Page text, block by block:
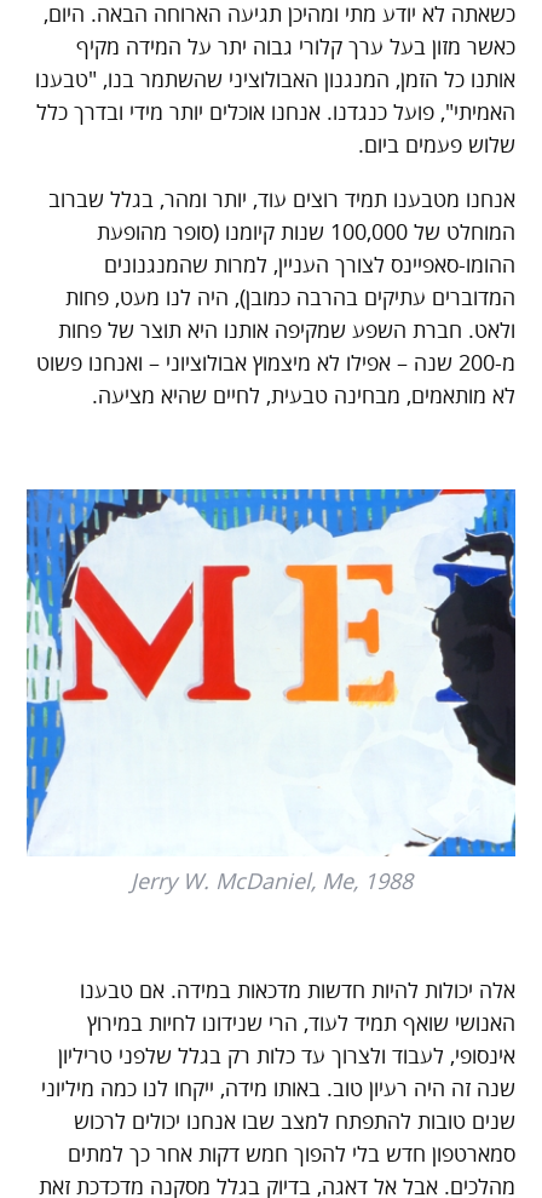
כשאתה לא יודע מתי ומהיכן תגיעה הארוחה הבאה. היום,
כאשר מזון בעל ערך קלורי גבוה יתר על המידה מקיף
אותנו כל הזמן, המנגנון האבולוציני שהשתמר בנו, "טבענו
האמיתי", פועל כנגדנו. אנחנו אוכלים יותר מידי ובדרך כלל
שלוש פעמים ביום.
אנחנו מטבענו תמיד רוצים עוד, יותר ומהר, בגלל שברוב
המוחלט של 100,000 שנות קיומנו (סופר מהופעת
ההומו-סאפיינס לצורך העניין, למרות שהמנגנונים
המדוברים עתיקים בהרבה כמובן), היה לנו מעט, פחות
ולאט. חברת השפע שמקיפה אותנו היא תוצר של פחות
מ-200 שנה – אפילו לא מיצמוץ אבולוציוני – ואנחנו פשוט
לא מותאמים, מבחינה טבעית, לחיים שהיא מציעה.
Jerry W. McDaniel, Me, 1988
אלה יכולות להיות חדשות מדכאות במידה. אם טבענו
האנושי שואף תמיד לעוד, הרי שנידונו לחיות במירוץ
אינסופי, לעבוד ולצרוך עד כלות רק בגלל שלפני טריליון
שנה זה היה רעיון טוב. באותו מידה, ייקחו לנו כמה מיליוני
שנים טובות להתפתח למצב שבו אנחנו יכולים לרכוש
סמארטפון חדש בלי להפוך חמש דקות אחר כך למתים
מהלכים. אבל אל דאגה, בדיוק בגלל מסקנה מדכדכת זאת